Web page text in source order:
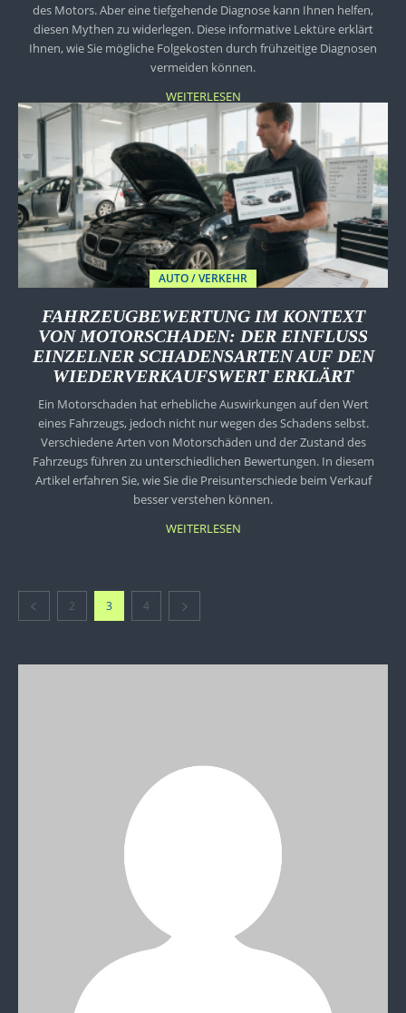
des Motors. Aber eine tiefgehende Diagnose kann Ihnen helfen,
diesen Mythen zu widerlegen. Diese informative Lektüre erklärt
Ihnen, wie Sie mögliche Folgekosten durch frühzeitige Diagnosen
vermeiden können.
WEITERLESEN
AUTO / VERKEHR
FAHRZEUGBEWERTUNG IM KONTEXT
VON MOTORSCHADEN: DER EINFLUSS
EINZELNER SCHADENSARTEN AUF DEN
WIEDERVERKAUFSWERT ERKLÄRT
Ein Motorschaden hat erhebliche Auswirkungen auf den Wert
eines Fahrzeugs, jedoch nicht nur wegen des Schadens selbst.
Verschiedene Arten von Motorschäden und der Zustand des
Fahrzeugs führen zu unterschiedlichen Bewertungen. In diesem
Artikel erfahren Sie, wie Sie die Preisunterschiede beim Verkauf
besser verstehen können.
WEITERLESEN
2 3 4